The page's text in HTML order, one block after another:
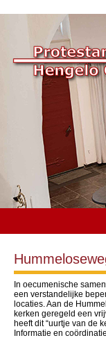
In oecumenische
een verstandelijke
locaties. Aan de
kerken geregeld een
heeft dit “uurtje van de
Informatie en